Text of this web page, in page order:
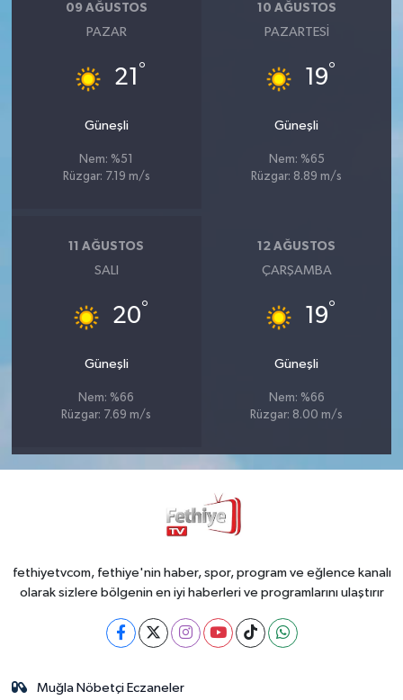
09 AĞUSTOS
PAZAR
21 °
Güneşli
Nem: %51
Rüzgar: 7.19 m/s
10 AĞUSTOS
PAZARTESI
19°
Güneşli
Nem: %65
Rüzgar: 8.89 m/s
11 AĞUSTOS
SALI
20°
Güneşli
Nem: %66
Rüzgar: 7.69 m/s
12 AĞUSTOS
ÇARŞAMBA
19°
Güneşli
Nem: %66
Rüzgar: 8.00 m/s
fethiyetvcom, fethiye'nin haber, spor, program ve eğlence kanalı
olarak sizlere bölgenin en iyi haberleri ve programlarını ulaştırır
Muğla Nöbetçi Eczaneler